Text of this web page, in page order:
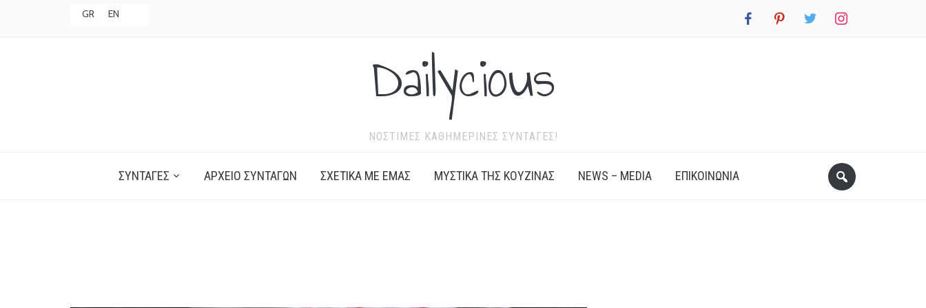
facebook pinterest twitter instagram
GR EN
Dailycious
ΝΌΣΤΙΜΕΣ ΚΑΘΗΜΕΡΙΝΈΣ ΣΥΝΤΑΓΈΣ!
ΣΥΝΤΑΓΈΣ ΑΡΧΕΊΟ ΣΥΝΤΑΓΏΝ ΣΧΕΤΙΚΆ ΜΕ ΕΜΆΣ ΜΥΣΤΙΚΆ ΤΗΣ ΚΟΥΖΊΝΑΣ NEWS – MEDIA ΕΠΙΚΟΙΝΩΝΊΑ